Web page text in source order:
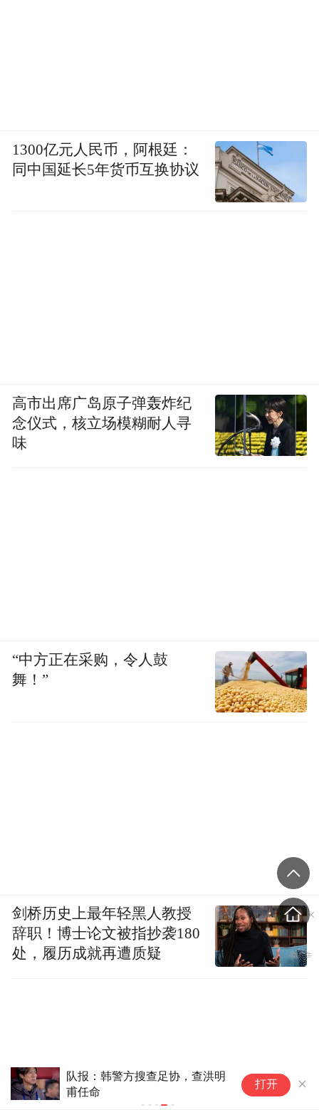
队报：韩警方搜查足协，查洪明
甫任命
打开
1300亿元人民币，阿根廷：
同中国延长5年货币互换协议
高市出席广岛原子弹轰炸纪
念仪式，核立场模糊耐人寻
味
“中方正在采购，令人鼓
舞！”
剑桥历史上最年轻黑人教授
辞职！博士论文被指抄袭180
处，履历成就再遭质疑